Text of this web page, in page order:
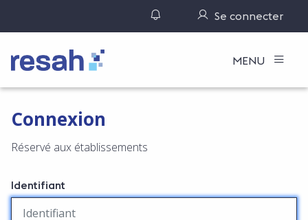
Gérer ses notifications
Se connecter
Logo Resah MENU
Connexion
Réservé aux établissements
Identifiant